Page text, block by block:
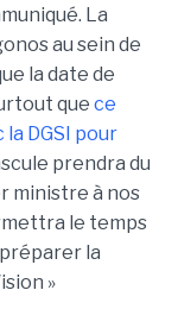
La
au sein de
la date de
que ce
DGSI pour
prendra du
ministre à nos
le temps
la
»